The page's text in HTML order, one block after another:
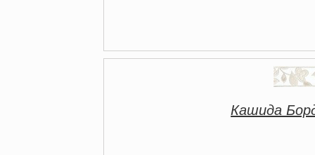
Кашида